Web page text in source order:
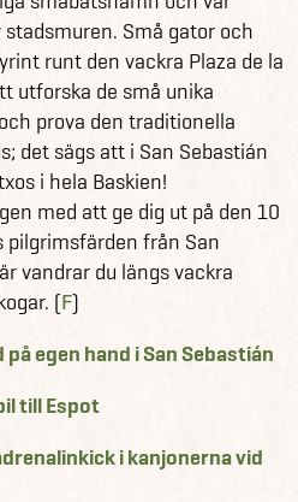
Små gator och
runt den vackra Plaza de la
utforska de små unika
prova den traditionella
det sägs att i San Sebastián
i hela Baskien!
med att ge dig ut på den 10
pilgrimsfärden från San
vandrar du längs vackra
(F)
egen hand i San Sebastián
till Espot
i kanjonerna vid